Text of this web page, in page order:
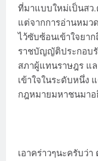
ที่มาแบบใหม่เป็นสว
แต่จากการอ่านหมว
ไว้ซับซ้อนเข้าใจยา
ราชบัญญัติประกอบรั
สภาผู้แทนราษฎร แ
เข้าใจในระดับหนึ่ง
กฎหมายมหาชนมาอ
เอาคร่าวๆนะครับว่